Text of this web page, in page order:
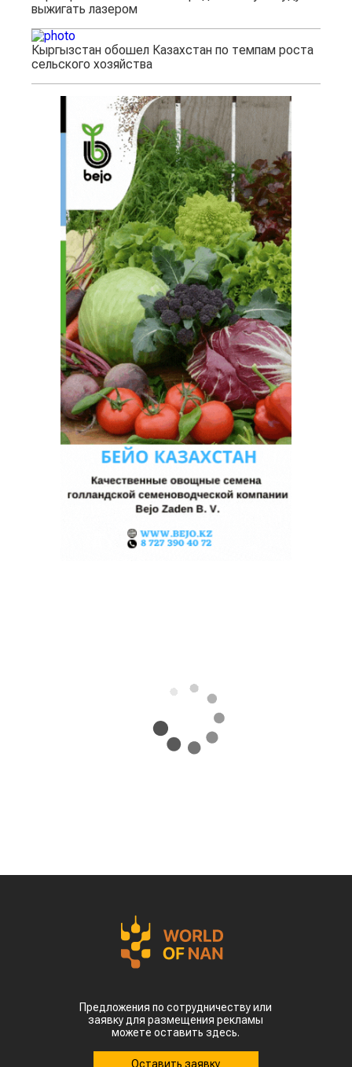
выжигать лазером
Кыргызстан обошел Казахстан по темпам роста
сельского хозяйства
Предложения по сотрудничеству или
заявку для размещения рекламы
можете оставить здесь.
Оставить заявку